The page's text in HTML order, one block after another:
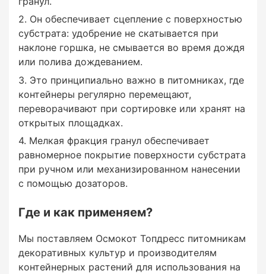
Где и как применяем?
Мы поставляем Осмокот Топдресс
питомникам декоративных культур и
производителям контейнерных растений для
использования на второй год вегетации.
Препарат вносится поверхностно — под
эмиттер капельной системы или по
поливе. Рекомендуется применение через
точного контроля дозировки. Стандартная
норма внесения и схема уточняются под
конкретную культуру и условия выращивания.
Он обеспечивает сцепление с поверхностью
субстрата: удобрение не скатывается при
наклоне горшка, не смывается во время дождя
или полива дождеванием.
Это принципиально важно в питомниках, где
контейнеры регулярно перемещают,
переворачивают при сортировке или хранят на
открытых площадках.
Мелкая фракция гранул обеспечивает
равномерное покрытие поверхности субстрата
при ручном или механизированном нанесении
с помощью дозаторов.
Где и как применяем?
Мы поставляем Осмокот Топдресс питомникам
декоративных культур и производителям
контейнерных растений для использования на